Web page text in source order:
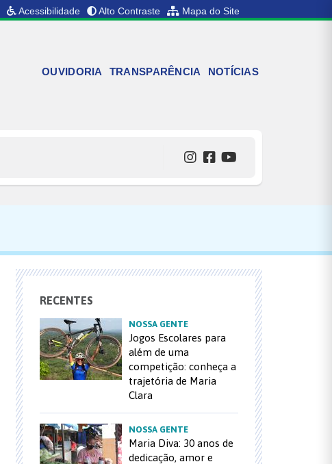
Acessibilidade Alto Contraste Mapa do Site
OUVIDORIA TRANSPARÊNCIA NOTÍCIAS
RECENTES
NOSSA GENTE
Jogos Escolares para
além de uma
competição: conheça a
trajetória de Maria
Clara
NOSSA GENTE
Maria Diva: 30 anos de
dedicação, amor e